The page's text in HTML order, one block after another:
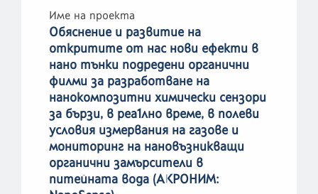
Име на проекта
Обяснение и развитие на
откритите от нас нови ефекти в
нано тънки подредени органични
филми за разработване на
нанокомпозитни химически сензори
за бързи, в реа1лно време, в полеви
условия измервания на газове и
мониторинг на нановъзникващи
органични замърсители в
питейната вода (АКРОНИМ: